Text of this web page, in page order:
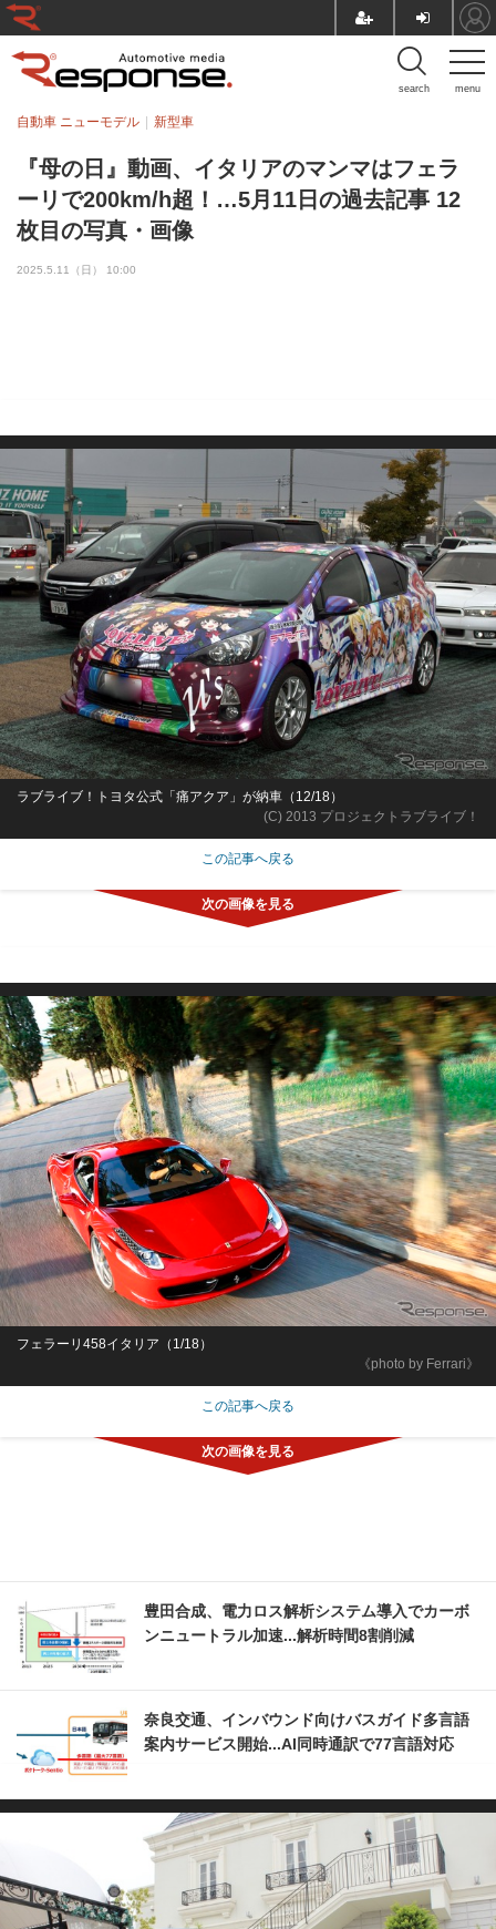
menu
search
『母の日』動画、イタリアのマンマはフェラ
ーリで200km/h超！…5月11日の過去記事 12
枚目の写真・画像
自動車 ニューモデル 新型車
2025.5.11（日） 10:00
(C) 2013 プロジェクトラブライブ！
ラブライブ！トヨタ公式「痛アクア」が納車（12/18）
この記事へ戻る
《photo by Ferrari》
フェラーリ458イタリア（1/18）
この記事へ戻る
豊田合成、電力ロス解析システム導入でカーボ
ンニュートラル加速...解析時間8割削減
奈良交通、インバウンド向けバスガイド多言語
案内サービス開始...AI同時通訳で77言語対応